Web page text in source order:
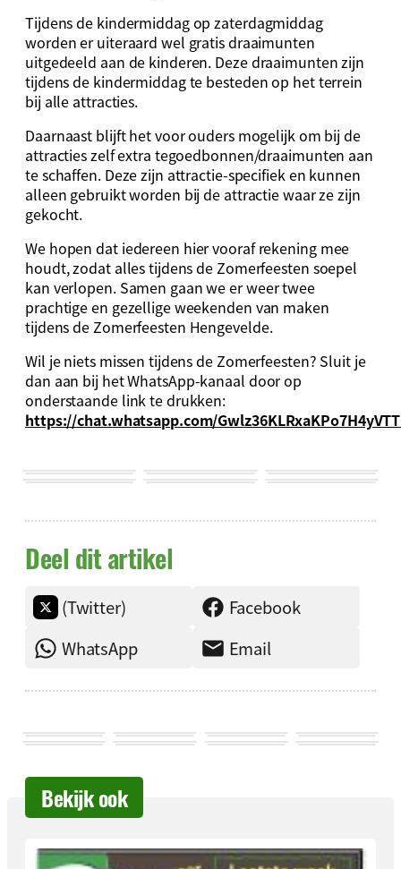
Tijdens de kindermiddag op zaterdagmiddag
worden er uiteraard wel gratis draaimunten
uitgedeeld aan de kinderen. Deze draaimunten zijn
tijdens de kindermiddag te besteden op het terrein
bij alle attracties.
Daarnaast blijft het voor ouders mogelijk om bij de
attracties zelf extra tegoedbonnen/draaimunten aan
te schaffen. Deze zijn attractie-specifiek en kunnen
alleen gebruikt worden bij de attractie waar ze zijn
gekocht.
We hopen dat iedereen hier vooraf rekening mee
houdt, zodat alles tijdens de Zomerfeesten soepel
kan verlopen. Samen gaan we er weer twee
prachtige en gezellige weekenden van maken
tijdens de Zomerfeesten Hengevelde.
Wil je niets missen tijdens de Zomerfeesten? Sluit je
dan aan bij het WhatsApp-kanaal door op
onderstaande link te drukken:
https://chat.whatsapp.com/
Deel dit artikel
(Twitter)
Facebook
WhatsApp
Email
Bekijk ook